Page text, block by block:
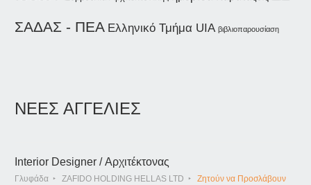
ΣΑΔΑΣ - ΠΕΑ Ελληνικό Τμήμα UIA βιβλιοπαρουσίαση
ΝΕΕΣ ΑΓΓΕΛΙΕΣ
Interior Designer / Αρχιτέκτονας
Γλυφάδα ZAFIDO HOLDING HELLAS LTD Ζητούν να Προσλάβουν